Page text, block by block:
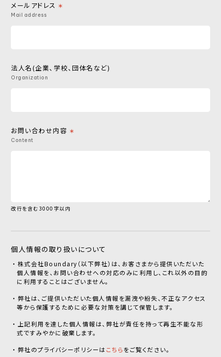
メールアドレス ＊
Mail address
法人名(企業、学校、団体名など)
Organization
お問い合わせ内容 ＊
Content
改行を含む3000字以内
個人情報の取り扱いについて
株式会社Boundary（以下弊社）は、お客さまから提供いただいた
個人情報を、お問い合わせへの対応のみに利用し、これ以外の目的
に利用することはございません。
弊社は、ご提供いただいた個人情報を漏洩や紛失、不正なアクセス
等から保護するために必要な対策を講じて保管します。
上記利用を達した個人情報は、弊社が責任を持って再生不能な形
式ですみやかに破棄します。
弊社のプライバシーポリシーはこちらをご覧ください。